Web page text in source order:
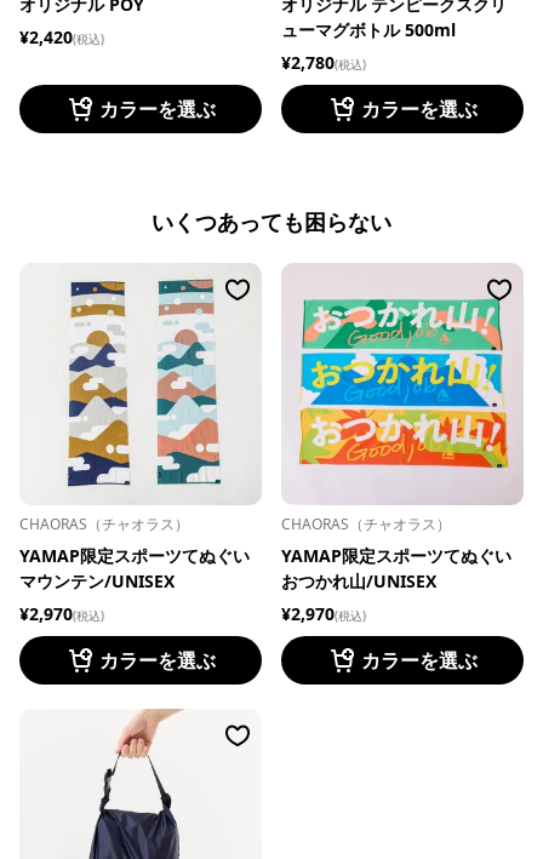
オリジナル POY
¥2,420(税込)
カラーを選ぶ
オリジナル テンピークスクリ
ューマグボトル 500ml
¥2,780(税込)
カラーを選ぶ
いくつあっても困らない
CHAORAS（チャオラス）
YAMAP限定スポーツてぬぐい
マウンテン/UNISEX
¥2,970(税込)
カラーを選ぶ
CHAORAS（チャオラス）
YAMAP限定スポーツてぬぐい
おつかれ山/UNISEX
¥2,970(税込)
カラーを選ぶ